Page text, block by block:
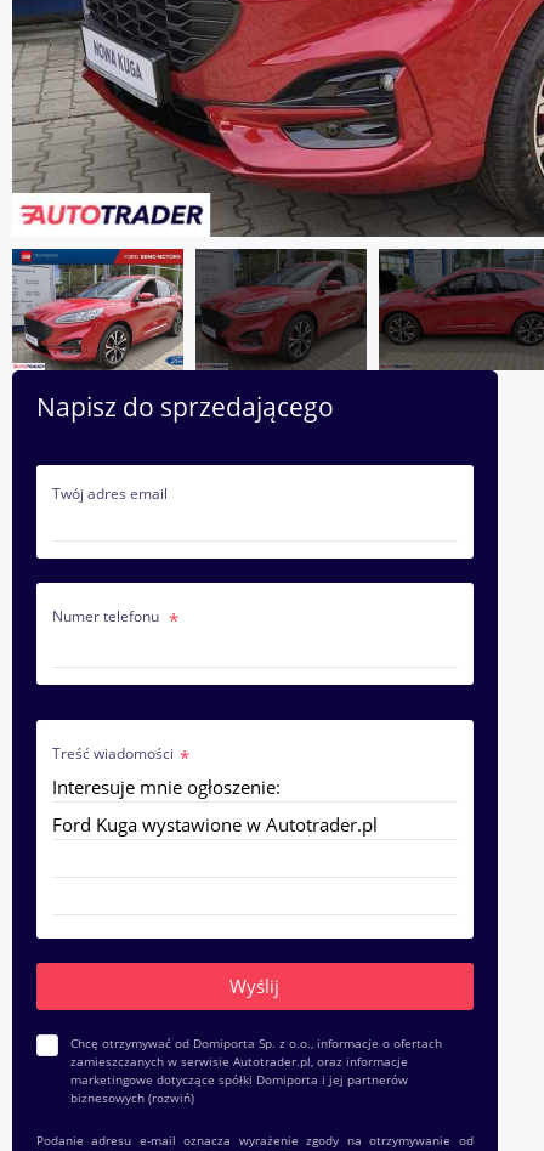
Napisz do sprzedającego
Twój adres email
Numer telefonu
Treść wiadomości
Chcę otrzymywać od Domiporta Sp. z o.o., informacje o ofertach
zamieszczanych w serwisie Autotrader.pl, oraz informacje
marketingowe dotyczące spółki Domiporta i jej partnerów
biznesowych (rozwiń)
Podanie adresu e-mail oznacza wyrażenie zgody na otrzymywanie od